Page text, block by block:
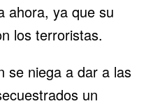
ahora, ya que su
los terroristas.
se niega a dar a las
un